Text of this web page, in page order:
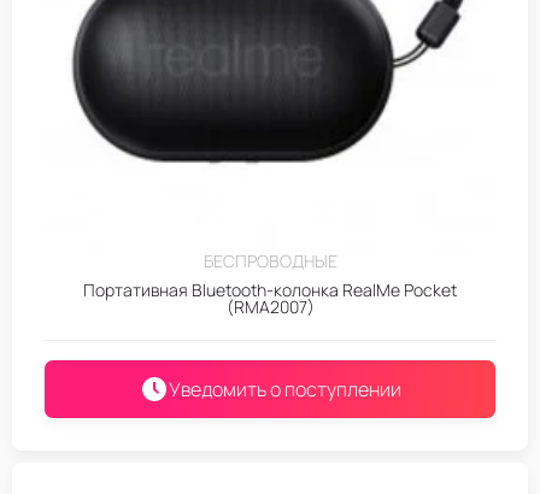
БЕСПРОВОДНЫЕ
Портативная Bluetooth-колонка RealMe Pocket
(RMA2007)
Уведомить о поступлении